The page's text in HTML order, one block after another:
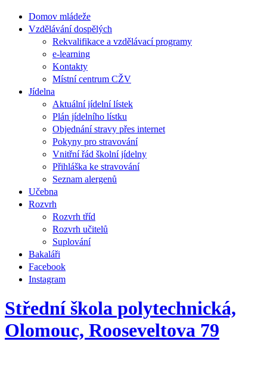
Domov mládeže
Vzdělávání dospělých
Rekvalifikace a vzdělávací programy
e-learning
Kontakty
Místní centrum CŽV
Jídelna
Aktuální jídelní lístek
Plán jídelního lístku
Objednání stravy přes internet
Pokyny pro stravování
Vnitřní řád školní jídelny
Přihláška ke stravování
Seznam alergenů
Učebna
Rozvrh
Rozvrh tříd
Rozvrh učitelů
Suplování
Bakaláři
Facebook
Instagram
Střední škola polytechnická,
Olomouc, Rooseveltova 79